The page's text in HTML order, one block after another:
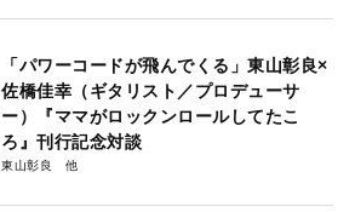
「パワーコードが飛んでくる」東山彰良×
佐橋佳幸（ギタリスト／プロデューサ
ー）『ママがロックンロールしてたこ
ろ』刊行記念対談
東山彰良